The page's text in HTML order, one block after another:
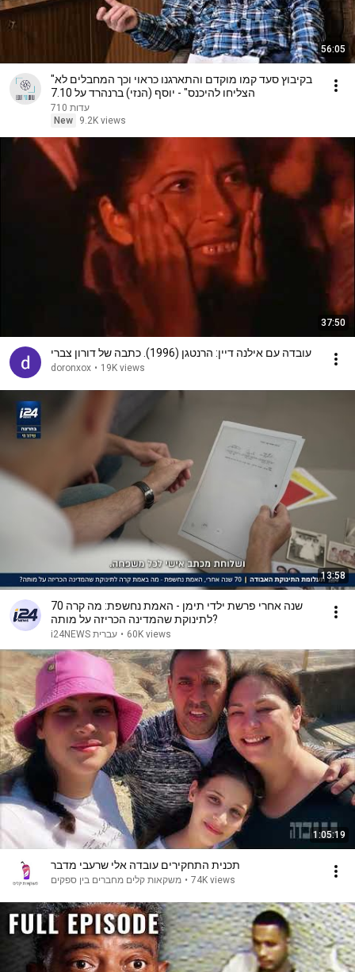
56:05
"בקיבוץ סעד קמו מוקדם והתארגנו כראוי וכך המחבלים לא
הצליחו להיכנס" - יוסף (הנזי) ברנהרד על 7.10
עדות 710
New
9.2K views
37:50
עובדה עם אילנה דיין: הרנטגן (1996). כתבה של דורון צברי
doronxox • 19K views
13:58
70 שנה אחרי פרשת ילדי תימן - האמת נחשפת: מה קרה
לתינוקת שהמדינה הכריזה על מותה?
i24NEWS עברית • 60K views
1:05:19
תכנית התחקירים עובדה אלי שרעבי מדבר
משקאות קלים מחברים בין ספקים • 74K views